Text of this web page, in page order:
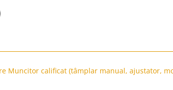
Muncitor calificat (tâmplar manual, ajustator,